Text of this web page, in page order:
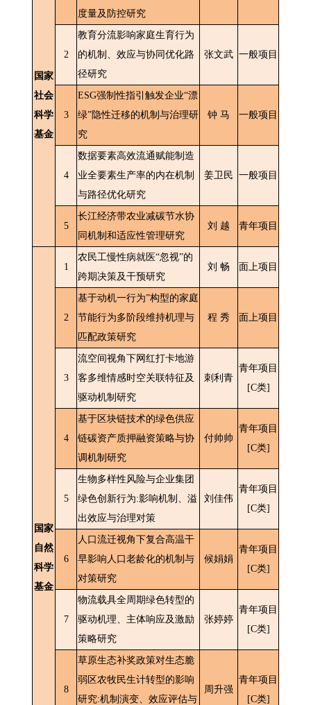
国家
社会
科学
基金
度量及防控研究
2
教育分流影响家庭生育行为
的机制、效应与协同优化路
径研究
张文武 一般项目
3
ESG强制性指引触发企业“漂
绿”隐性迁移的机制与治理研
究
钟 马 一般项目
4
数据要素高效流通赋能制造
业全要素生产率的内在机制
与路径优化研究
姜卫民 一般项目
5
长江经济带农业减碳节水协
同机制和适应性管理研究
刘 越 青年项目
国家
自然
科学
基金
1
农民工慢性病就医“忽视”的
跨期决策及干预研究
刘 畅 面上项目
2
基于动机一行为”构型的家庭
节能行为多阶段维持机理与
匹配政策研究
程 秀 面上项目
3
流空间视角下网红打卡地游
客多维情感时空关联特征及
驱动机制研究
刺利青
青年项目
[C类]
4
基于区块链技术的绿色供应
链碳资产质押融资策略与协
调机制研究
付帅帅
青年项目
[C类]
5
生物多样性风险与企业集团
绿色创新行为:影响机制、溢
出效应与治理对策
刘佳伟
青年项目
[C类]
6
人口流迁视角下复合高温干
早影响人口老龄化的机制与
对策研究
候娟娟
青年项目
[C类]
7
物流载具全周期绿色转型的
驱动机理、主体响应及激励
策略研究
张婷婷
青年项目
[C类]
8
草原生态补奖政策对生态脆
弱区农牧民生计转型的影响
研究:机制演变、效应评估与
周升强
青年项目
[C类]